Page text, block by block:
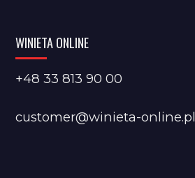
WINIETA ONLINE
+48 33 813 90 00
customer@winieta-online.pl